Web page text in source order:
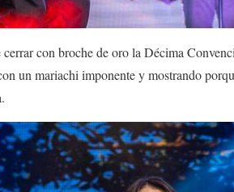
con broche de oro la Décima
un mariachi imponente y mostrando